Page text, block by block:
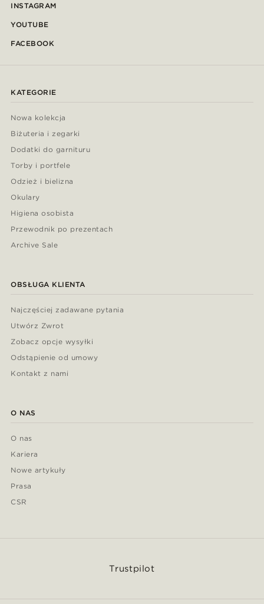
INSTAGRAM
YOUTUBE
FACEBOOK
KATEGORIE
Nowa kolekcja
Biżuteria i zegarki
Dodatki do garnituru
Torby i portfele
Odzież i bielizna
Okulary
Higiena osobista
Przewodnik po prezentach
Archive Sale
OBSŁUGA KLIENTA
Najczęściej zadawane pytania
Utwórz Zwrot
Zobacz opcje wysyłki
Odstąpienie od umowy
Kontakt z nami
O NAS
O nas
Kariera
Nowe artykuły
Prasa
CSR
Trustpilot